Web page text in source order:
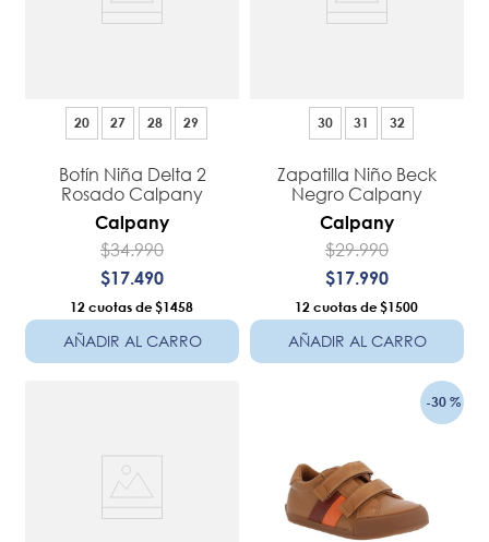
20 27 28 29
Botín Niña Delta 2
Rosado Calpany
Calpany
$34.990
$17 490
12 $1458
AÑADIR AL CARRO
30 31 32
Zapatilla Niño Beck
Negro Calpany
Calpany
$29.990
$17 990
12 $1500
AÑADIR AL CARRO
-30 %